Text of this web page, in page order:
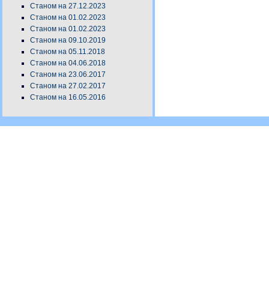
Станом на 27.12.2023
Станом на 01.02.2023
Станом на 01.02.2023
Станом на 09.10.2019
Станом на 05.11.2018
Станом на 04.06.2018
Станом на 23.06.2017
Станом на 27.02.2017
Станом на 16.05.2016